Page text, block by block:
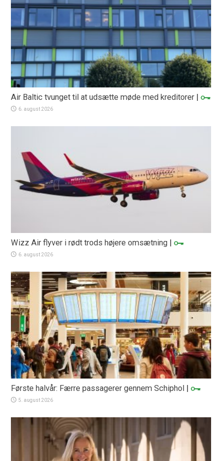
Air Baltic tvunget til at udsætte møde med kreditorer |
6. august 2026
Wizz Air flyver i rødt trods højere omsætning |
6. august 2026
Første halvår: Færre passagerer gennem Schiphol |
5. august 2026